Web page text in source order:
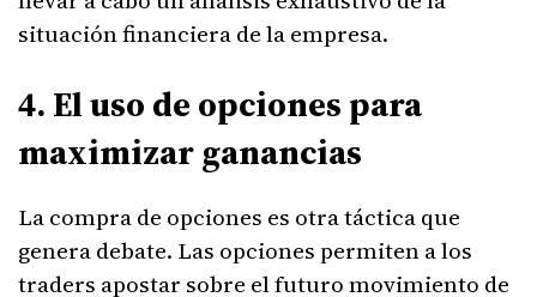
situación financiera de la empresa.
4. El uso de opciones para
maximizar ganancias
La compra de opciones es otra táctica que
genera debate. Las opciones permiten a los
traders apostar sobre el futuro movimiento de